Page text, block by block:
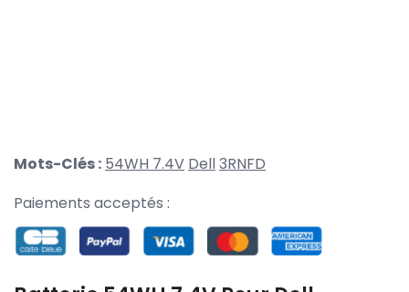
Mots-Clés : 54WH 7.4V Dell3RNFD
Paiements acceptés :